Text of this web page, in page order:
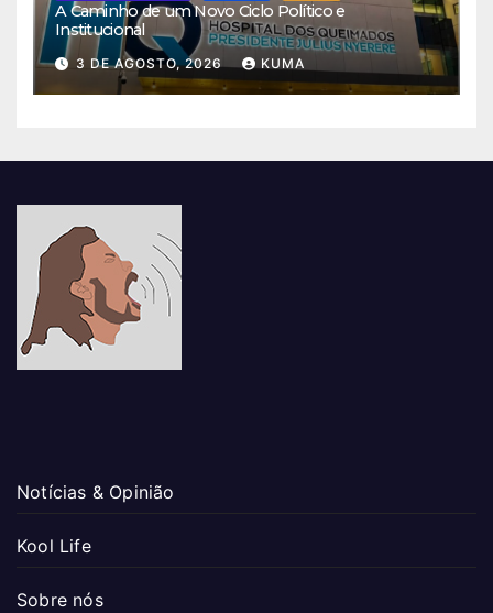
A Caminho de um Novo Ciclo Político e
Institucional
3 DE AGOSTO, 2026 KUMA
Notícias & Opinião
Kool Life
Sobre nós